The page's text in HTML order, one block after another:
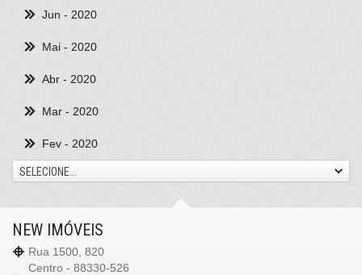
Jun - 2020
Mai - 2020
Abr - 2020
Mar - 2020
Fev - 2020
SELECIONE...
NEW IMÓVEIS
Rua 1500, 820
Centro - 88330-526